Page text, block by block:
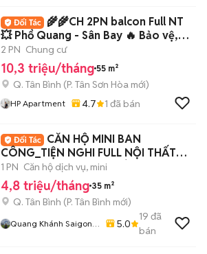
🌾🌾CH 2PN balcon Full NT
💥 Phổ Quang - Sân Bay 🔥 Bảo vệ,
Hầm xe, TM 🎉🎉
2 PN Chung cư
10,3 triệu/tháng 55 m²
Q. Tân Bình (P. Tân Sơn Hòa mới)
HP Apartment 4.7 1 đã bán
CĂN HỘ MINI BAN
CÔNG_TIỆN NGHI FULL NỘI THẤT
NGAY ETOWN CỘNG HÒA
1 PN Căn hộ dịch vụ, mini
4,8 triệu/tháng 35 m²
Q. Tân Bình (P. Tân Bình mới)
Quang Khánh Saigon
5.0
19 đã
bán